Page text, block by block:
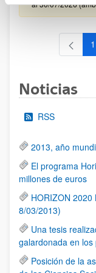
al 30/07/2026
1
Noticias
RSS
2013, año
El programa
millones de euros
HORIZON
8/03/2013)
Una tesis
galardonada en
Posición de la